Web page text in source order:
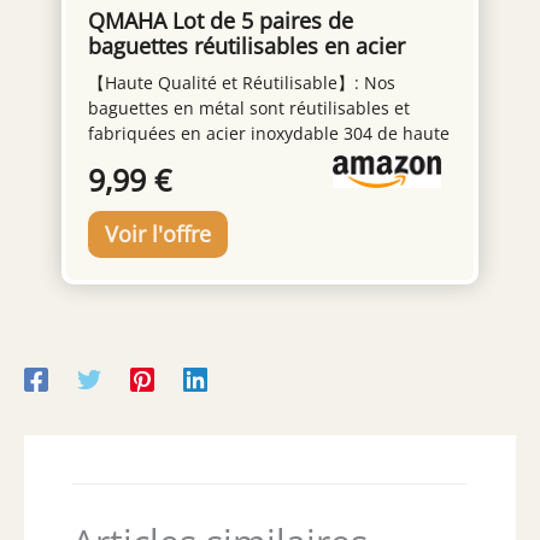
en main facile, même pour les débutants en
baguettes. Les baguettes de moins de 4,5
mm d'épaisseur sont difficiles à tenir. ✅
QU'EST-CE QUE GENROKU ? Genroku 元禄 est
une ère japonaise de 1688 à 1704, l'âge d'or
de la période Edo. La caractéristique des
"baguettes Genroku" est qu'il y a une
rainure au milieu, ce qui facilite la
séparation et l'utilisation.
QMAHA Lot de 5 paires de
baguettes réutilisables en acier
inoxydable - Passe au lave-vaisselle
- Baguettes japonaises gravées
laser - Coffret cadeau
Noël/anniversaire
【Haute Qualité et Réutilisable】: Nos
baguettes en métal sont réutilisables et
fabriquées en acier inoxydable 304 de haute
qualité, qui est solide et durable et a une
longue durée de vie.Les baguettes en acier
inoxydable sont saines et presque
indestructibles. 【Profitez de Manger avec
des Baguettes】: 23,5 cm (9,25 pouces) de
long et 0,7 cm (0,27 pouce) de large, nos
pour vos amis et amoureux pour les
9,99 €